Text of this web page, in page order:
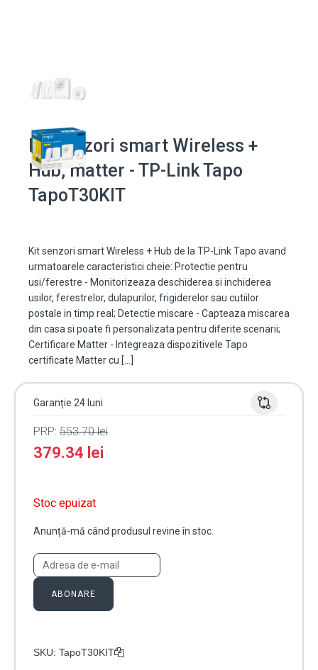
Kit senzori smart Wireless +
Hub, matter - TP-Link Tapo
TapoT30KIT
Kit senzori smart Wireless + Hub de la TP-Link Tapo avand
urmatoarele caracteristici cheie: Protectie pentru
usi/ferestre - Monitorizeaza deschiderea si inchiderea
usilor, ferestrelor, dulapurilor, frigiderelor sau cutiilor
postale in timp real; Detectie miscare - Capteaza miscarea
din casa si poate fi personalizata pentru diferite scenarii;
Certificare Matter - Integreaza dispozitivele Tapo
certificate Matter cu […]
Garanție 24 luni
PRP: 553.70lei
379.34 lei
Stoc epuizat
Anunță-mă când produsul revine în stoc.
ABONARE
SKU: TapoT30KIT